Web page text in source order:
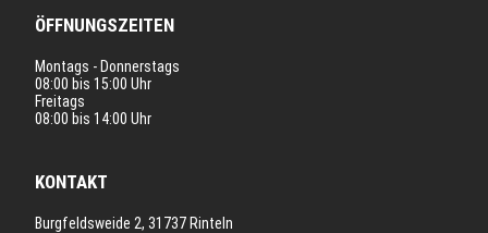
ÖFFNUNGSZEITEN
Montags - Donnerstags
08:00 bis 15:00 Uhr
Freitags
08:00 bis 14:00 Uhr
KONTAKT
Burgfeldsweide 2, 31737 Rinteln